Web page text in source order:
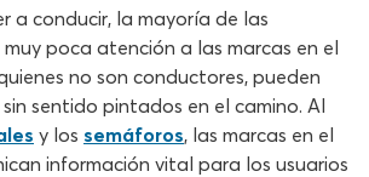
a conducir, la mayoría de las
poca atención a las marcas en el
no son conductores, pueden
sentido pintados en el camino. Al
y los semáforos, las marcas en el
información vital para los usuarios